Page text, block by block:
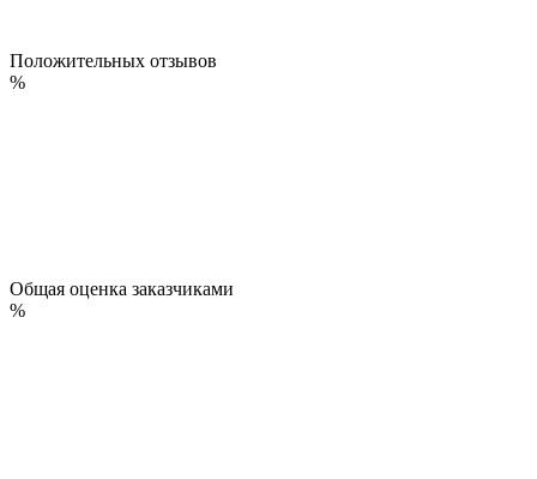
Положительных отзывов
%
Общая оценка заказчиками
%